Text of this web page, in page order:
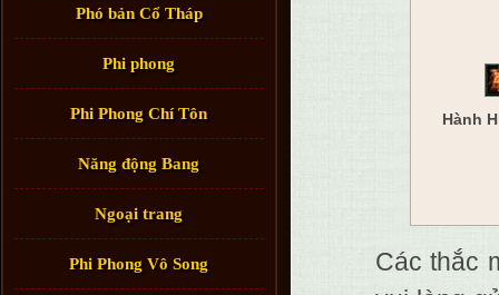
Phó bản Cổ Tháp
Phi phong
Phi Phong Chí Tôn
Năng động Bang
Ngoại trang
Phi Phong Vô Song
Hành
Các thắc